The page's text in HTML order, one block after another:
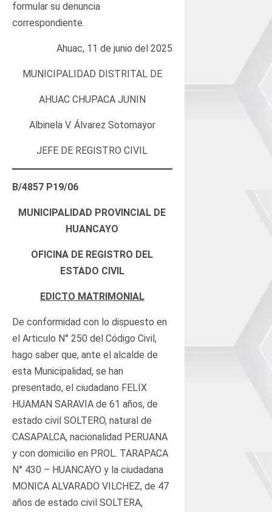
formular su denuncia
correspondiente.
Ahuac, 11 de junio del 2025
MUNICIPALIDAD DISTRITAL DE
AHUAC CHUPACA JUNIN
Albinela V. Álvarez Sotomayor
JEFE DE REGISTRO CIVIL
B/4857 P19/06
MUNICIPALIDAD PROVINCIAL DE
HUANCAYO
OFICINA DE REGISTRO DEL
ESTADO CIVIL
EDICTO MATRIMONIAL
De conformidad con lo dispuesto en
el Articulo N° 250 del Código Civil,
hago saber que, ante el alcalde de
esta Municipalidad, se han
presentado, el ciudadano FELIX
HUAMAN SARAVIA de 61 años, de
estado civil SOLTERO, natural de
CASAPALCA, nacionalidad PERUANA
y con domicilio en PROL. TARAPACA
N° 430 – HUANCAYO y la ciudadana
MONICA ALVARADO VILCHEZ, de 47
años de estado civil SOLTERA,